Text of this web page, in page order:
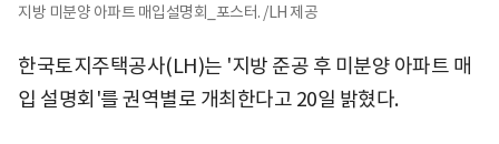
지방 미분양 아파트 매입설명회_포스터. /LH 제공
한국토지주택공사(LH)는 '지방 준공 후 미분양 아파트 매
입 설명회'를 권역별로 개최한다고 20일 밝혔다.